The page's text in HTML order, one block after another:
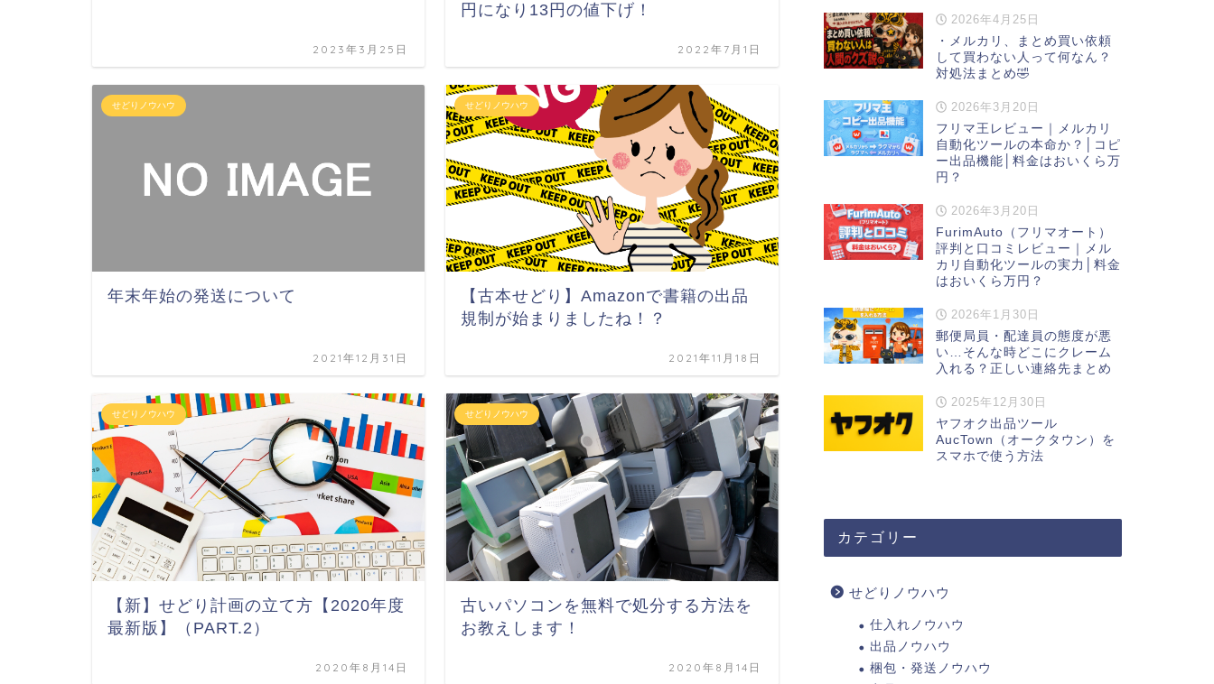
2023年3月25日
円になり13円の値下げ！
2022年7月1日
せどりノウハウ
年末年始の発送について
2021年12月31日
せどりノウハウ
【古本せどり】Amazonで書籍の出品
規制が始まりましたね！？
2021年11月18日
せどりノウハウ
【新】せどり計画の立て方【2020年度
最新版】（PART.2）
2020年8月14日
せどりノウハウ
古いパソコンを無料で処分する方法を
お教えします！
2020年8月14日
2026年4月25日
・メルカリ、まとめ買い依頼
して買わない人って何なん？
対処法まとめ🤣
2026年3月20日
フリマ王レビュー｜メルカリ
自動化ツールの本命か？│コピ
ー出品機能│料金はおいくら万
円？
2026年3月20日
FurimAuto（フリマオート）
評判と口コミレビュー｜メル
カリ自動化ツールの実力│料金
はおいくら万円？
2026年1月30日
郵便局員・配達員の態度が悪
い…そんな時どこにクレーム
入れる？正しい連絡先まとめ
2025年12月30日
ヤフオク出品ツール
AucTown（オークタウン）を
スマホで使う方法
カテゴリー
せどりノウハウ
仕入れノウハウ
出品ノウハウ
梱包・発送ノウハウ